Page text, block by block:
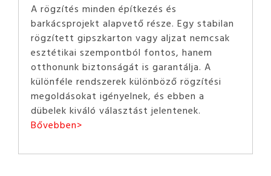
A rögzítés minden építkezés és
barkácsprojekt alapvető része. Egy stabilan
rögzített gipszkarton vagy aljzat nemcsak
esztétikai szempontból fontos, hanem
otthonunk biztonságát is garantálja. A
különféle rendszerek különböző rögzítési
megoldásokat igényelnek, és ebben a
dübelek kiváló választást jelentenek.
Bővebben>